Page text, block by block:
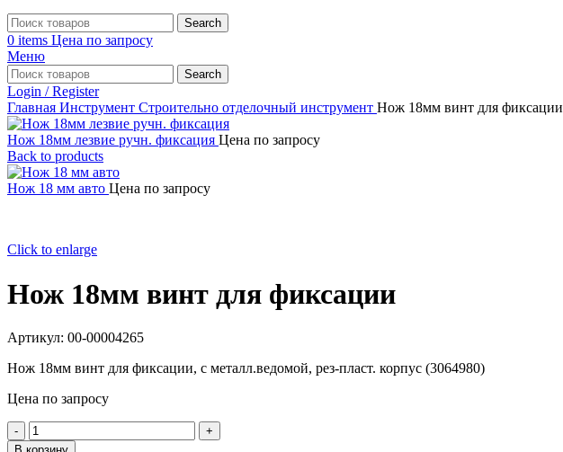
Search
0 items Цена по запросу
Меню
Search
Login / Register
Главная Инструмент Строительно отделочный инструмент Нож 18мм винт для фиксации
Нож 18мм лезвие ручн. фиксация Цена по запросу
Back to products
Нож 18 мм авто Цена по запросу
Click to enlarge
Нож 18мм винт для фиксации
Артикул: 00-00004265
Нож 18мм винт для фиксации, с металл.ведомой, рез-пласт. корпус (3064980)
Цена по запросу
Количество
товара